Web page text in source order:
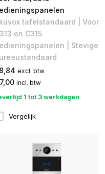
tafelstandaard | Voor
en C315
| Stevige
excl. btw
incl. btw
1 tot 3 werkdagen
Vergelijk